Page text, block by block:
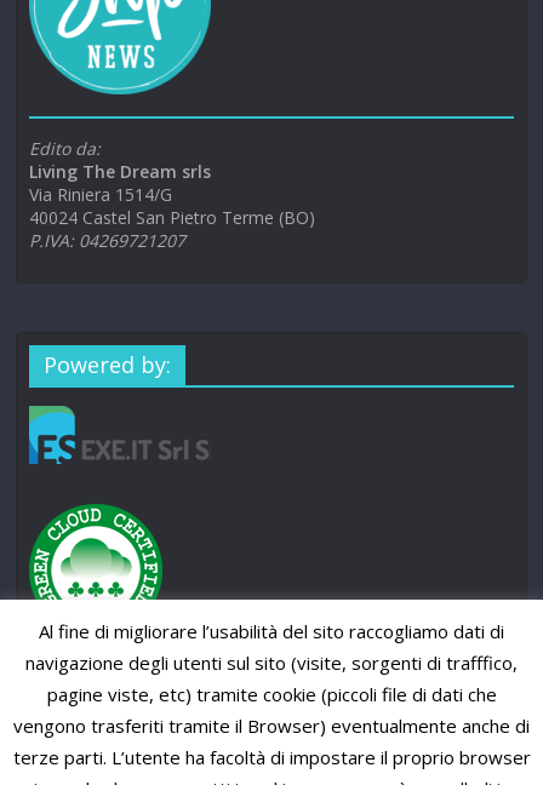
Edito da:
Living The Dream srls
Via Riniera 1514/G
40024 Castel San Pietro Terme (BO)
P.IVA: 04269721207
Powered by:
Al fine di migliorare l’usabilità del sito raccogliamo dati di
navigazione degli utenti sul sito (visite, sorgenti di trafffico,
pagine viste, etc) tramite cookie (piccoli file di dati che
vengono trasferiti tramite il Browser) eventualmente anche di
terze parti. L’utente ha facoltà di impostare il proprio browser